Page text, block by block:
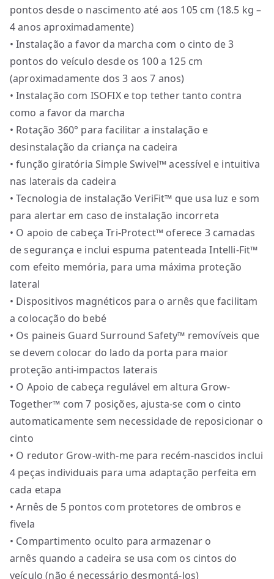
pontos desde o nascimento até aos 105 cm (18.5 kg –
4 anos aproximadamente)
• Instalação a favor da marcha com o cinto de 3
pontos do veículo desde os 100 a 125 cm
(aproximadamente dos 3 aos 7 anos)
• Instalação com ISOFIX e top tether tanto contra
como a favor da marcha
• Rotação 360° para facilitar a instalação e
desinstalação da criança na cadeira
• função giratória Simple Swivel™ acessível e intuitiva
nas laterais da cadeira
• Tecnologia de instalação VeriFit™ que usa luz e som
para alertar em caso de instalação incorreta
• O apoio de cabeça Tri-Protect™ oferece 3 camadas
de segurança e inclui espuma patenteada Intelli-Fit™
com efeito memória, para uma máxima proteção
lateral
• Dispositivos magnéticos para o arnês que facilitam
a colocação do bebé
• Os paineis Guard Surround Safety™ removíveis que
se devem colocar do lado da porta para maior
proteção anti-impactos laterais
• O Apoio de cabeça regulável em altura Grow-
Together™ com 7 posições, ajusta-se com o cinto
automaticamente sem necessidade de reposicionar o
cinto
• O redutor Grow-with-me para recém-nascidos inclui
4 peças individuais para uma adaptação perfeita em
cada etapa
• Arnês de 5 pontos com protetores de ombros e
fivela
• Compartimento oculto para armazenar o
arnês quando a cadeira se usa com os cintos do
veículo (não é necessário desmontá-los)